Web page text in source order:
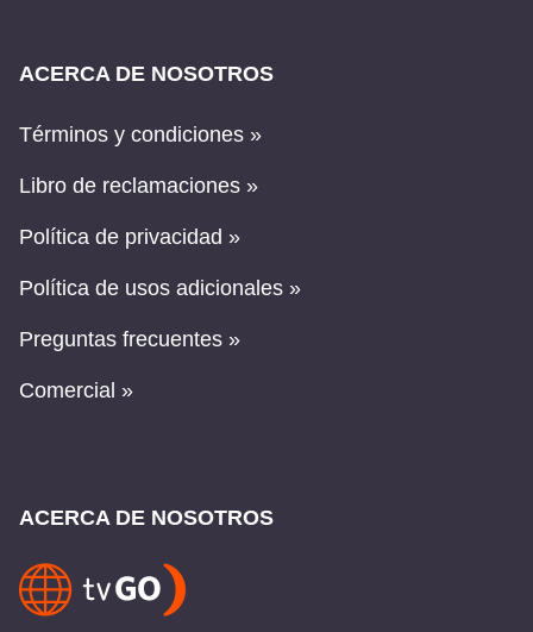
ACERCA DE NOSOTROS
Términos y condiciones »
Libro de reclamaciones »
Política de privacidad »
Política de usos adicionales »
Preguntas frecuentes »
Comercial »
ACERCA DE NOSOTROS